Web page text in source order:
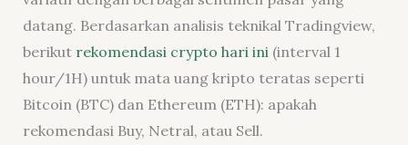
datang. Berdasarkan analisis teknikal Tradingview,
berikut rekomendasi crypto hari ini (interval 1
hour/1H) untuk mata uang kripto teratas seperti
Bitcoin (BTC) dan Ethereum (ETH): apakah
rekomendasi Buy, Netral, atau Sell.